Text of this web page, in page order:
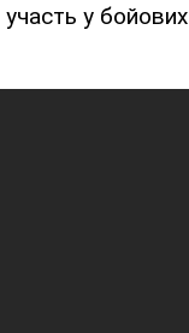
у бойових